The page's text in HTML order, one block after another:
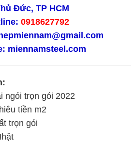
Đức, TP HCM
0918627792
miennamsteel.com
ngói trọn gói 2022
tiền m2
trọn gói